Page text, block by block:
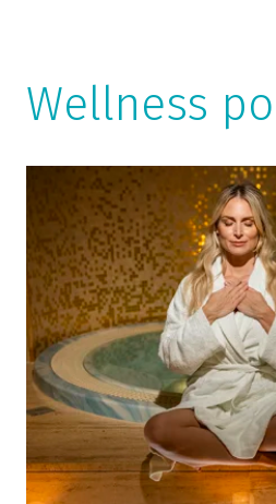
Wellness